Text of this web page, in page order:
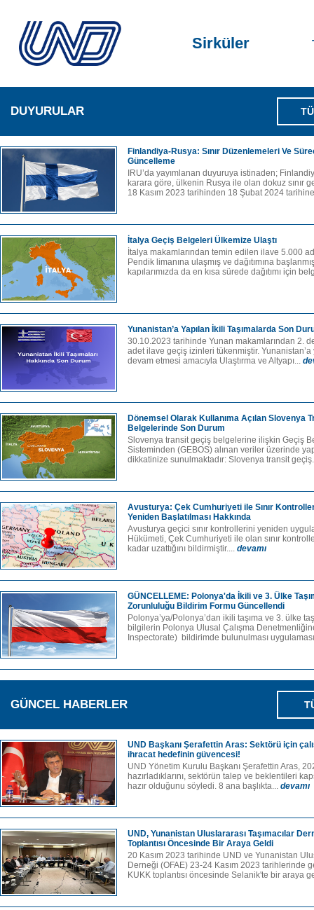
Sirküler
DUYURULAR
Finlandiya-Rusya: Sınır Düzenlemeleri Ve
Güncelleme
IRU’da yayımlanan duyuruya istinaden;
karara göre, ülkenin Rusya ile olan dokuz sınır
18 Kasım 2023 tarihinden 18 Şubat 2024
İtalya Geçiş Belgeleri Ülkemize Ulaştı
İtalya makamlarından temin edilen ilave 5.000
Pendik limanına ulaşmış ve dağıtımına
kapılarımızda da en kısa sürede dağıtımı için
Yunanistan’a Yapılan İkili Taşımalarda Son
30.10.2023 tarihinde Yunan makamlarından 2.
adet ilave geçiş izinleri tükenmiştir. Yunanistan’a
devam etmesi amacıyla Ulaştırma ve Altyapı...
Dönemsel Olarak Kullanıma Açılan Slovenya
Belgelerinde Son Durum
Slovenya transit geçiş belgelerine ilişkin Geçiş
Sisteminden (GEBOS) alınan veriler üzerinde
dikkatinize sunulmaktadır: Slovenya transit
Avusturya: Çek Cumhuriyeti ile Sınır
Yeniden Başlatılması Hakkında
Avusturya geçici sınır kontrollerini yeniden
Hükümeti, Çek Cumhuriyeti ile olan sınır
kadar uzattığını bildirmiştir.... devamı
GÜNCELLEME: Polonya'da İkili ve 3. Ülke
Zorunluluğu Bildirim Formu Güncellendi
Polonya’ya/Polonya’dan ikili taşıma ve 3. ülke
bilgilerin Polonya Ulusal Çalışma
Inspectorate) bildirimde bulunulması
GÜNCEL HABERLER
UND Başkanı Şerafettin Aras: Sektörü için
ihracat hedefinin güvencesi!
UND Yönetim Kurulu Başkanı Şerafettin Aras,
hazırladıklarını, sektörün talep ve beklentileri
hazır olduğunu söyledi. 8 ana başlıkta... devamı
UND, Yunanistan Uluslararası Taşımacılar
Toplantısı Öncesinde Bir Araya Geldi
20 Kasım 2023 tarihinde UND ve Yunanistan
Derneği (OFAE) 23-24 Kasım 2023 tarihlerinde
KUKK toplantısı öncesinde Selanik'te bir araya